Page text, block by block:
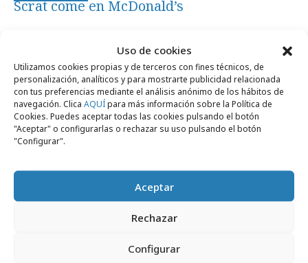
Uso de cookies
Utilizamos cookies propias y de terceros con fines técnicos, de
personalización, analíticos y para mostrarte publicidad relacionada
con tus preferencias mediante el análisis anónimo de los hábitos de
navegación. Clica AQUÍpara más información sobre la Política de
Cookies. Puedes aceptar todas las cookies pulsando el botón
"Aceptar" o configurarlas o rechazar su uso pulsando el botón
"Configurar".
Aceptar
Rechazar
Configurar
Scrat come en McDonald’s
Artículos recientes
Campañas